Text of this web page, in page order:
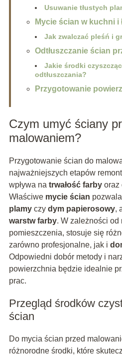
Usuwanie tłustych
Mycie ścian w kuchni i
Jak zwalczać pleśń i
Odtłuszczanie ścian
Jakie środki
odtłuszczania?
Przygotowanie
Czym umyć ściany
malowaniem?
Przygotowanie ścian do
najważniejszych etapów
wpływa na trwałość farbyoraz
Właściwe mycie ścian
plamyczy dym papierosowy,
warstw farby. W zależności od
pomieszczenia, stosuje się
zarówno profesjonalne, jak i
Odpowiedni dobór metody i
powierzchnia będzie idealnie
prac.
Przegląd środków
ścian
Do mycia ścian przed
różnorodne środki, które